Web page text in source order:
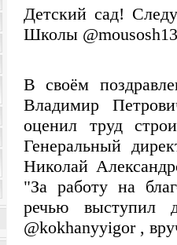
Детский сад!
Школы
В своём
Владимир
оценил труд
Генеральный
Николай
"За работу на
речью выступил
@kokhanyyigor ,